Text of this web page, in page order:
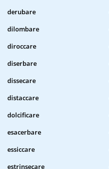
derubare
dilombare
diroccare
diserbare
dissecare
distaccare
dolcificare
esacerbare
essiccare
estrinsecare